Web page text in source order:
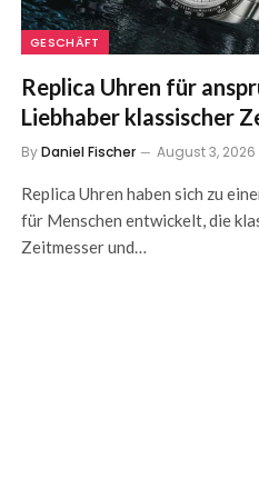
GESCHÄFT
Replica Uhren für
Liebhaber klassischer
ByDaniel Fischer August 3, 2026
Replica Uhren haben sich zu
für Menschen entwickelt, die
Zeitmesser und…